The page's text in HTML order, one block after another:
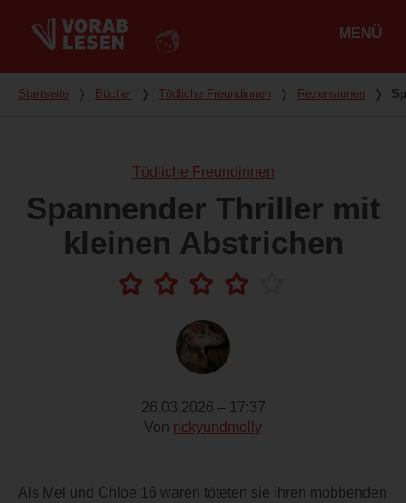
MENÜ
Du bist hier
Startseite ❭ Bücher ❭ Tödliche Freundinnen ❭ Rezensionen ❭
Tödliche Freundinnen
Spannender Thriller mit
kleinen Abstrichen
26.03.2026 – 17:37
Von rickyundmolly
Als Mel und Chloe 16 waren töteten sie ihren mobbenden